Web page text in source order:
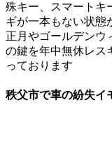
殊キー、スマートキ
ギが一本もない状態
正月やゴールデンウ
の鍵を年中無休レス
っております
秩父市で車の紛失イ